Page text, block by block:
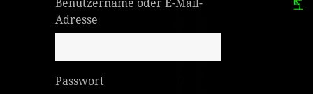
Adresse
Passwort